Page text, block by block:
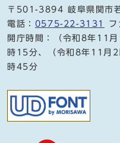
〒501-3894 岐阜県関市
電話： 0575-22-3131
開庁時間：（令和8年11
時15分、（令和8年11月
時45分